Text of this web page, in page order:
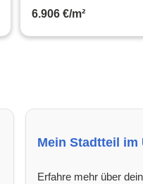
6.906 €/m²
Mein Stadtteil im
Erfahre mehr über